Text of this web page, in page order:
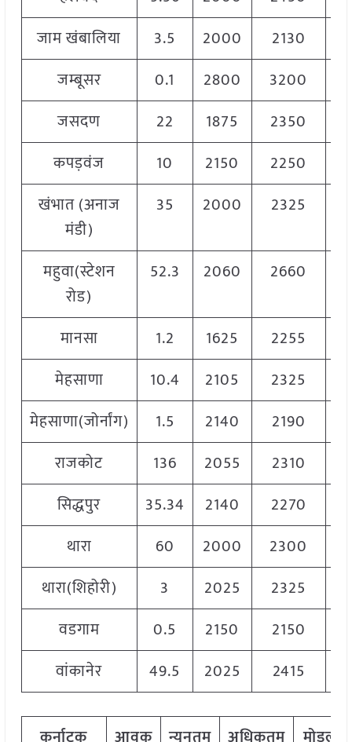
जाम खंबालिया
3.5 2000 2130
जम्बूसर
0.1 2800 3200
जसदण
22 1875 2350
कपड़वंज
10 2150 2250
खंभात (अनाज
मंडी)
35 2000 2325
महुवा(स्टेशन
रोड)
52.3 2060 2660
मानसा 1.2 1625 2255
मेहसाणा
10.4 2105 2325
मेहसाणा(जोर्नांग)
1.5 2140 2190
राजकोट
136 2055 2310
सिद्धपुर
35.34 2140 2270
थारा
60 2000 2300
थारा(शिहोरी)
3 2025 2325
वडगाम
0.5 2150 2150
वांकानेर
49.5 2025 2415